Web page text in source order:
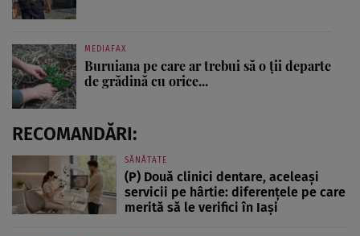
MEDIAFAX
Buruiana pe care ar trebui să o ții departe
de grădină cu orice...
RECOMANDĂRI:
SĂNĂTATE
(P) Două clinici dentare, aceleași
servicii pe hârtie: diferențele pe care
merită să le verifici în Iași